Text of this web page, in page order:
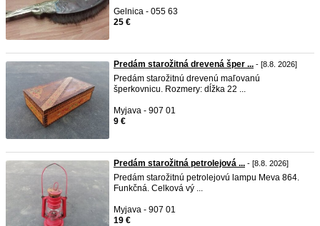
Gelnica - 055 63
25 €
Predám starožitná drevená šper ... - [8.8. 2026]
Predám starožitnú drevenú maľovanú
šperkovnicu. Rozmery: dĺžka 22 ...
Myjava - 907 01
9 €
Predám starožitná petrolejová ... - [8.8. 2026]
Predám starožitnú petrolejovú lampu Meva 864.
Funkčná. Celková vý ...
Myjava - 907 01
19 €